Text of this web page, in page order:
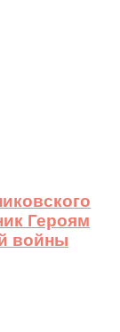
Героям
войны